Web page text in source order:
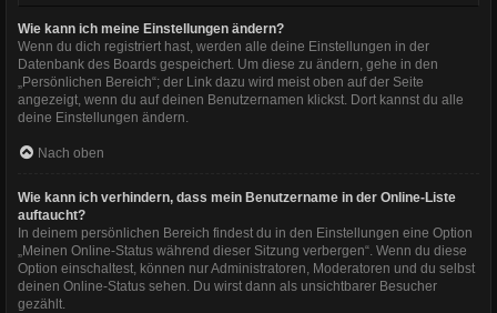
Wie kann ich meine Einstellungen ändern?
Wenn du dich registriert hast, werden alle deine Einstellungen in der
Datenbank des Boards gespeichert. Um diese zu ändern, gehe in den
„Persönlichen Bereich“; der Link dazu wird meist oben auf der Seite
angezeigt, wenn du auf deinen Benutzernamen klickst. Dort kannst du alle
deine Einstellungen ändern.
Nach oben
Wie kann ich verhindern, dass mein Benutzername in der Online-Liste
auftaucht?
In deinem persönlichen Bereich findest du in den Einstellungen eine Option
„Meinen Online-Status während dieser Sitzung verbergen“. Wenn du diese
Option einschaltest, können nur Administratoren, Moderatoren und du selbst
deinen Online-Status sehen. Du wirst dann als unsichtbarer Besucher
gezählt.